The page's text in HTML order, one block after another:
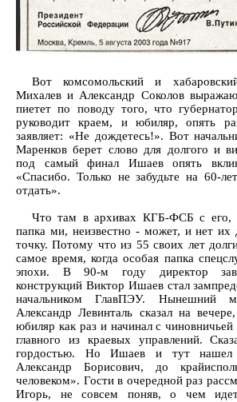
Вот комсомольский и
Михалев и Александр Соколов
пиетет по поводу того, что
руководит краем, и юбиляр, опять
заявляет: «Не дождетесь!». Вот
Маренков берет слово для долгого и
под самый финал Ишаев опять
«Спасибо. Только не забудьте на 60-
отдать».
Что там в архивах КГБ-ФСБ с
папка ми, неизвестно - может, и нет их
точку. Потому что из 55 своих лет
самое время, когда особая папка
эпохи. В 90-м году директор
конструкций Виктор Ишаев стал
начальником ГлавПЭУ. Нынешний
Александр Левинталь сказал на
юбиляр как раз и начинал с
главного из краевых управлений.
гордостью. Но Ишаев и тут нашел
Александр Борисович, до
человеком». Гости в очередной раз
Игорь, не совсем поняв, о чем идет